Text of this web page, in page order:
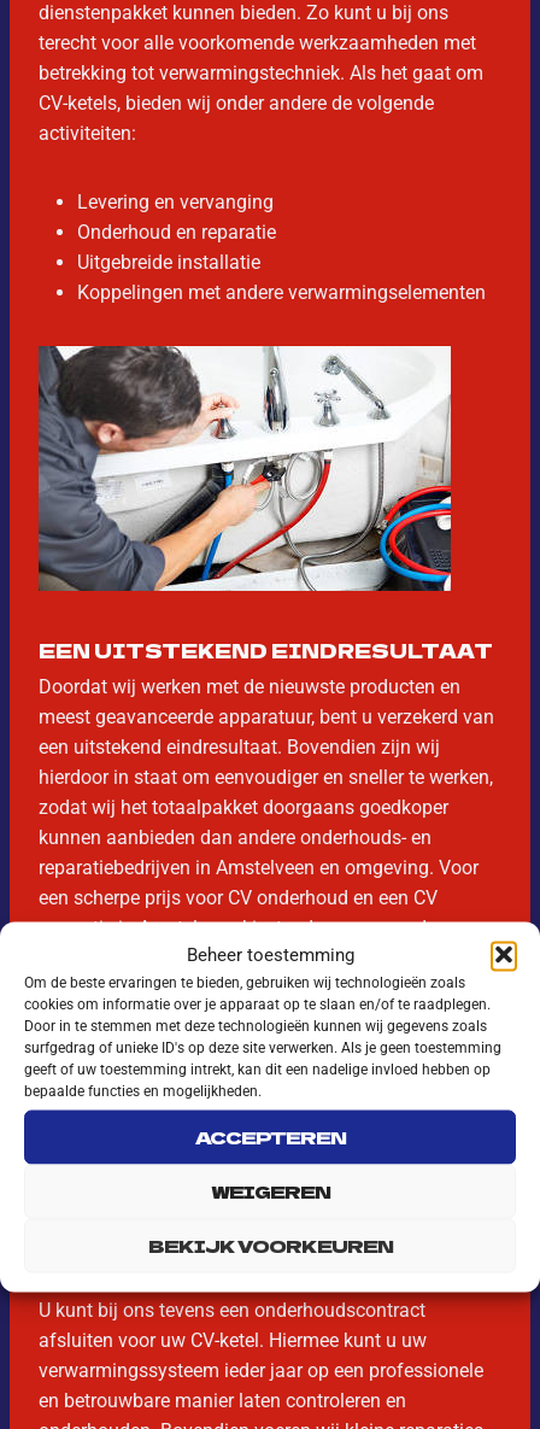
Beheer toestemming
Om de beste ervaringen te bieden, gebruiken wij technologieën zoals
cookies om informatie over je apparaat op te slaan en/of te raadplegen.
Door in te stemmen met deze technologieën kunnen wij gegevens zoals
surfgedrag of unieke ID's op deze site verwerken. Als je geen toestemming
geeft of uw toestemming intrekt, kan dit een nadelige invloed hebben op
bepaalde functies en mogelijkheden.
ACCEPTEREN
WEIGEREN
BEKIJK VOORKEUREN
dienstenpakket kunnen bieden. Zo kunt u bij ons
terecht voor alle voorkomende werkzaamheden met
betrekking tot verwarmingstechniek. Als het gaat om
CV-ketels, bieden wij onder andere de volgende
activiteiten:
Levering en vervanging
Onderhoud en reparatie
Uitgebreide installatie
Koppelingen met andere verwarmingselementen
EEN UITSTEKEND EINDRESULTAAT
Doordat wij werken met de nieuwste producten en
meest geavanceerde apparatuur, bent u verzekerd van
een uitstekend eindresultaat. Bovendien zijn wij
hierdoor in staat om eenvoudiger en sneller te werken,
zodat wij het totaalpakket doorgaans goedkoper
kunnen aanbieden dan andere onderhouds- en
reparatiebedrijven in Amstelveen en omgeving. Voor
een scherpe prijs voor CV onderhoud en een CV
reparatie in Amstelveen kiest u daarom voor de
diensten van onze verwarmingsspecialisten.
PROFESSIONEEL EN
U kunt bij ons tevens een onderhoudscontract
afsluiten voor uw CV-ketel. Hiermee kunt u uw
verwarmingssysteem ieder jaar op een professionele
en betrouwbare manier laten controleren en